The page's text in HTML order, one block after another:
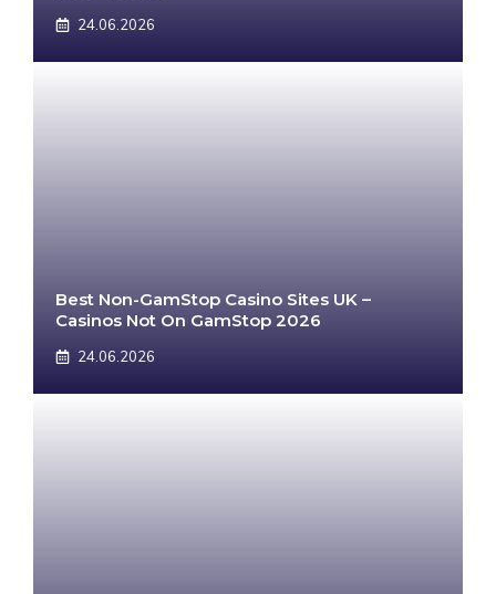
24.06.2026
Best Non-GamStop Casino Sites UK –
Casinos Not On GamStop 2026
24.06.2026